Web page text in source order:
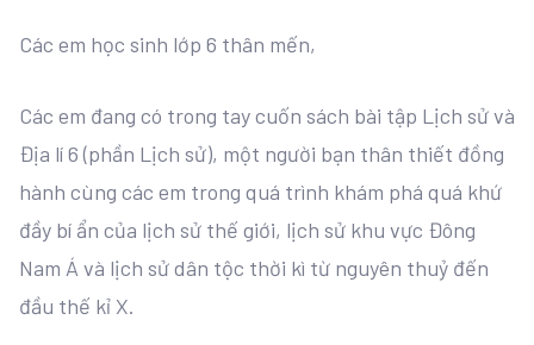
Các em học sinh lớp 6 thân mến,
Các em đang có trong tay cuốn sách bài tập Lịch sử và
Địa lí 6 (phần Lịch sử), một người bạn thân thiết đồng
hành cùng các em trong quá trình khám phá quá khứ
đầy bí ẩn của lịch sử thế giới, lịch sử khu vực Đông
Nam Á và lịch sử dân tộc thời kì từ nguyên thuỷ đến
đầu thế kỉ X.